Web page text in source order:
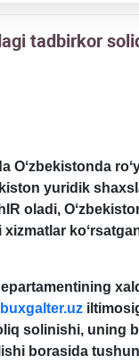
tadbirkor
Oʻzbekistonda
yuridik
oladi,
buxgalter.uz
solinishi, uning
borasida